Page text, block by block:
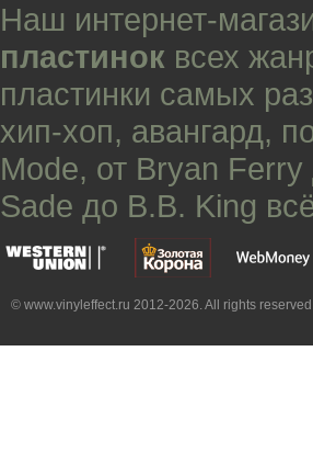
Наш интернет-
пластинок всех
пластинки самых
хип-хоп, авангард,
Mode, от Bryan Ferry
Sade до B.B. King
© www.vinyleffect.ru 2012-2026. All rights